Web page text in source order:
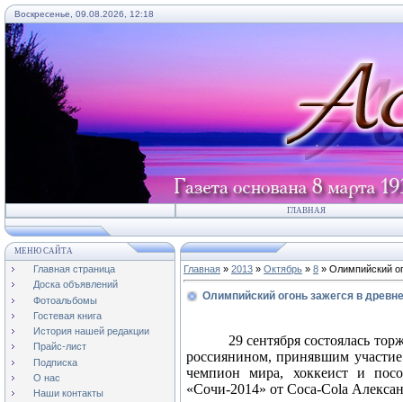
Воскресенье, 09.08.2026, 12:18
ГЛАВНАЯ
МЕНЮ САЙТА
Главная страница
Доска объявлений
Фотоальбомы
Гостевая книга
История нашей редакции
Прайс-лист
Подписка
О нас
Наши контакты
Главная » 2013 » Октябрь » 8 » Олимпийский
Олимпийский огонь зажегся в
29 сентября состоялась
россиянином, принявшим
чемпион мира, хоккеист и
«Сочи-2014» от Coca-Cola